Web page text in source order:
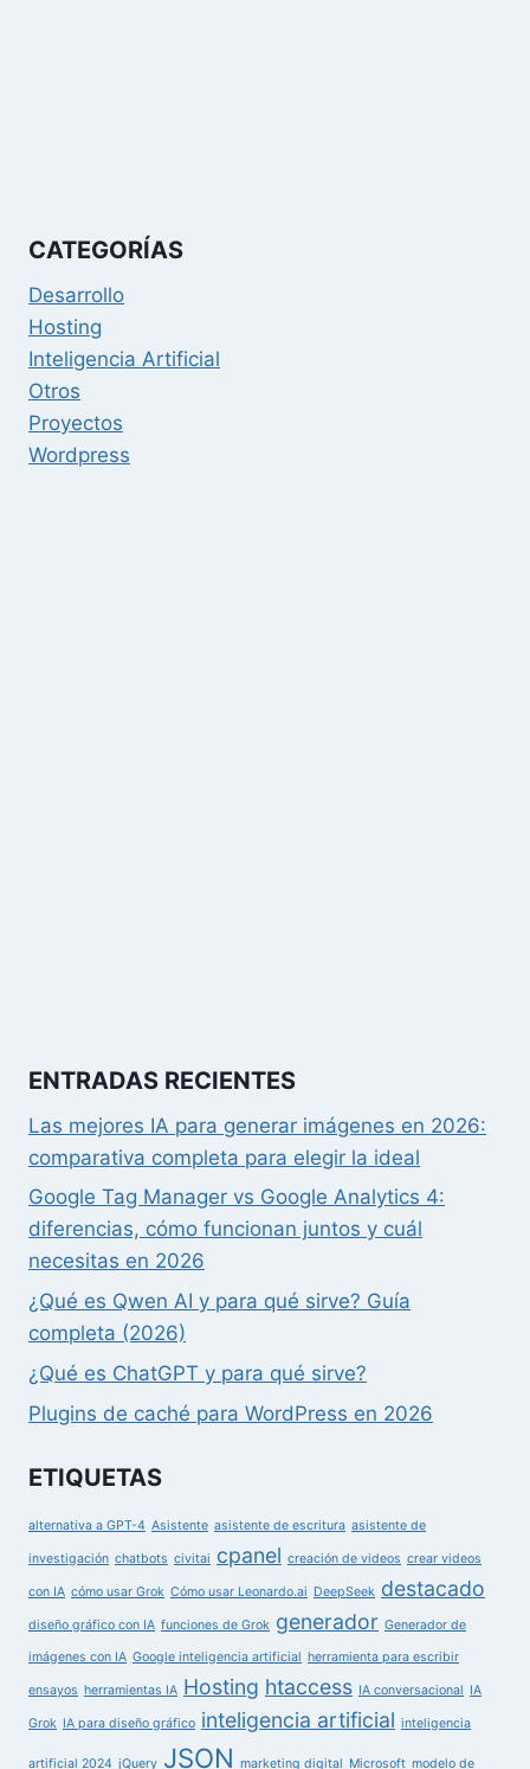
CATEGORÍAS
Desarrollo
Hosting
Inteligencia Artificial
Otros
Proyectos
Wordpress
ENTRADAS RECIENTES
Las mejores IA para generar imágenes en 2026:
comparativa completa para elegir la ideal
Google Tag Manager vs Google Analytics 4:
diferencias, cómo funcionan juntos y cuál
necesitas en 2026
¿Qué es Qwen AI y para qué sirve? Guía
completa (2026)
¿Qué es ChatGPT y para qué sirve?
Plugins de caché para WordPress en 2026
ETIQUETAS
alternativa a GPT-4 Asistente asistente de escritura asistente de
investigación chatbots civitai cpanel creación de videos crear videos
con IA cómo usar Grok Cómo usar Leonardo.ai DeepSeek destacado
diseño gráfico con IA funciones de Grok generador Generador de
imágenes con IA Google inteligencia artificial herramienta para escribir
ensayos herramientas IA Hosting htaccess IA conversacional IA
Grok IA para diseño gráfico inteligencia artificial inteligencia
artificial 2024 jQuery JSON marketing digital Microsoft modelo de